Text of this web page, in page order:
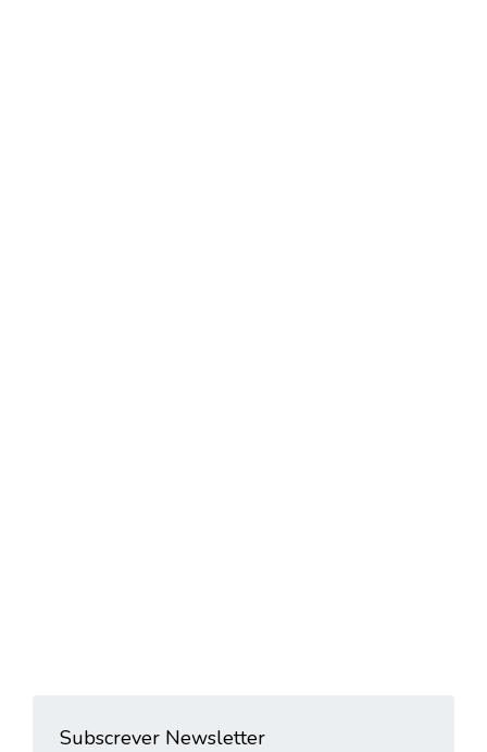
Subscrever Newsletter